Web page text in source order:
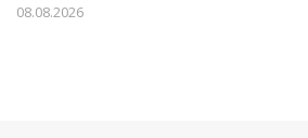
08.08.2026